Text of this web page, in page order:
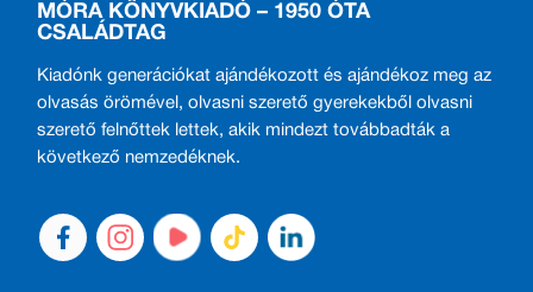
MÓRA KÖNYVKIADÓ – 1950 ÓTA
CSALÁDTAG
Kiadónk generációkat ajándékozott és ajándékoz meg az
olvasás örömével, olvasni szerető gyerekekből olvasni
szerető felnőttek lettek, akik mindezt továbbadták a
következő nemzedéknek.